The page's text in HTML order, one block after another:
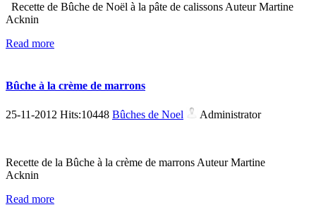
Recette de Bûche de Noël à la pâte de calissons Auteur Martine
Acknin
Read more
Bûche à la crème de marrons
25-11-2012 Hits:10448 Bûches de Noel Administrator
Recette de la Bûche à la crème de marrons Auteur Martine
Acknin
Read more